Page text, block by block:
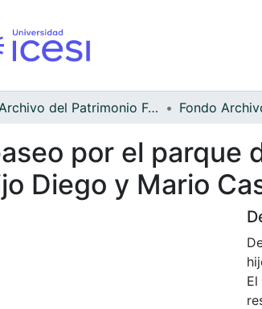
Archivo del Patrimonio Fotográfico y Fílmico del Valle del Cauca
por el parque
Diego y Mario